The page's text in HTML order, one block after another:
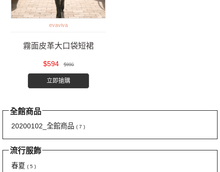
evaviva
霧面皮革大口袋短裙
$594 $990
立即搶購
全館商品
20200102_全館商品 ( 7 )
流行服飾
春夏 ( 5 )